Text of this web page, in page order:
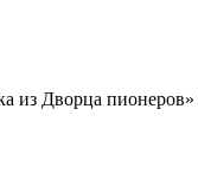
Дворца